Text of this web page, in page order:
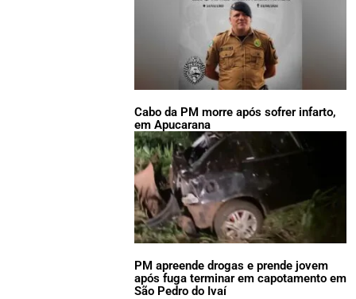
Cabo da PM morre após sofrer infarto,
em Apucarana
PM apreende drogas e prende jovem
após fuga terminar em capotamento em
São Pedro do Ivaí